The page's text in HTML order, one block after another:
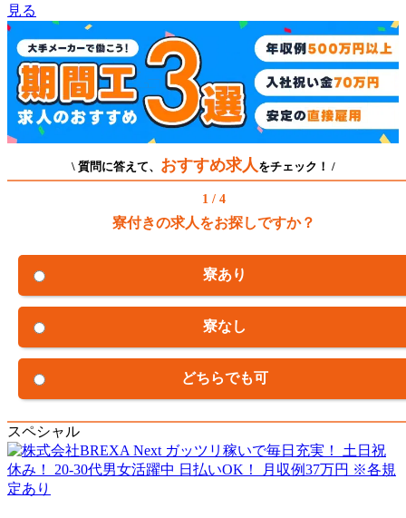
見る
\ 質問に答えて、 おすすめ求人 をチェック！ /
1 / 4
寮付きの求人をお探しですか？
寮あり
寮なし
どちらでも可
スペシャル